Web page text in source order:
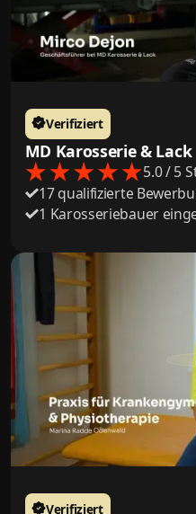
MD Karosserie & Lack
Verifiziert
5.0 / 5
17 qualifizierte
1 Karosseriebauer
Verifiziert